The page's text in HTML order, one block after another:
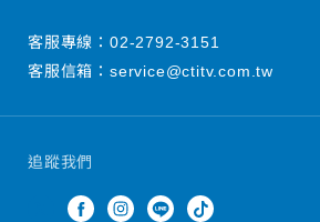
追蹤我們
客服專線： 02-2792-3151
客服信箱： service@ctitv.com.tw